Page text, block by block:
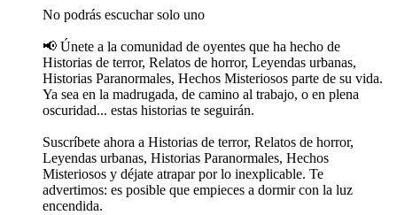
No podrás escuchar solo uno
📢 Únete a la comunidad de oyentes que ha hecho de
Historias de terror, Relatos de horror, Leyendas urbanas,
Historias Paranormales, Hechos Misteriosos parte de su vida.
Ya sea en la madrugada, de camino al trabajo, o en plena
oscuridad... estas historias te seguirán.
Suscríbete ahora a Historias de terror, Relatos de horror,
Leyendas urbanas, Historias Paranormales, Hechos
Misteriosos y déjate atrapar por lo inexplicable. Te
advertimos: es posible que empieces a dormir con la luz
encendida.